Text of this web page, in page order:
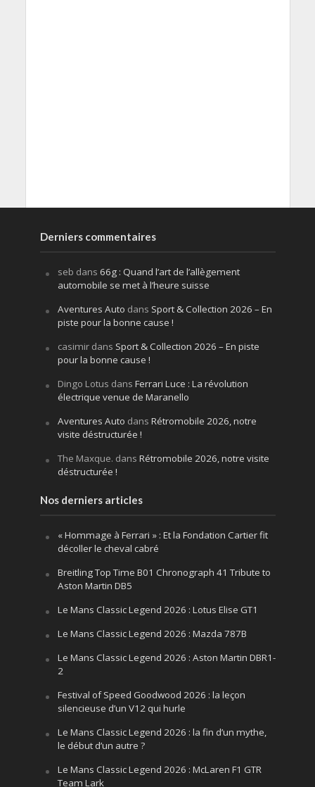
Derniers commentaires
seb dans 66g : Quand l’art de l’allègement
automobile se met à l’heure suisse
Aventures Auto dans Sport & Collection 2026 – En
piste pour la bonne cause !
casimirdans Sport & Collection 2026 – En piste
pour la bonne cause !
Dingo Lotus dans Ferrari Luce : La révolution
électrique venue de Maranello
Aventures Auto dans Rétromobile 2026, notre
visite déstructurée !
The Maxque. dans Rétromobile 2026, notre visite
déstructurée !
Nos derniers articles
« Hommage à Ferrari » : Et la Fondation Cartier fit
décoller le cheval cabré
Breitling Top Time B01 Chronograph 41 Tribute to
Aston Martin DB5
Le Mans Classic Legend 2026 : Lotus Elise GT1
Le Mans Classic Legend 2026 : Mazda 787B
Le Mans Classic Legend 2026 : Aston Martin DBR1-
2
Festival of Speed Goodwood 2026 : la leçon
silencieuse d’un V12 qui hurle
Le Mans Classic Legend 2026 : la fin d’un mythe,
le début d’un autre ?
Le Mans Classic Legend 2026 : McLaren F1 GTR
Team Lark